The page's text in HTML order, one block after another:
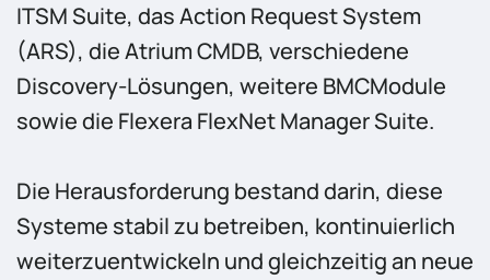
ITSM Suite, das Action Request System
(ARS), die Atrium CMDB, verschiedene
Discovery-Lösungen, weitere BMCModule
sowie die Flexera FlexNet Manager Suite.
Die Herausforderung bestand darin, diese
Systeme stabil zu betreiben, kontinuierlich
weiterzuentwickeln und gleichzeitig an neue